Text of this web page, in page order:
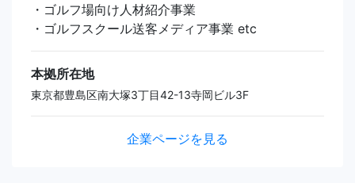
・ゴルフ場向け人材紹介事業
・ゴルフスクール送客メディア事業 etc
本拠所在地
東京都豊島区南大塚3丁目42-13寺岡ビル3F
企業ページを見る